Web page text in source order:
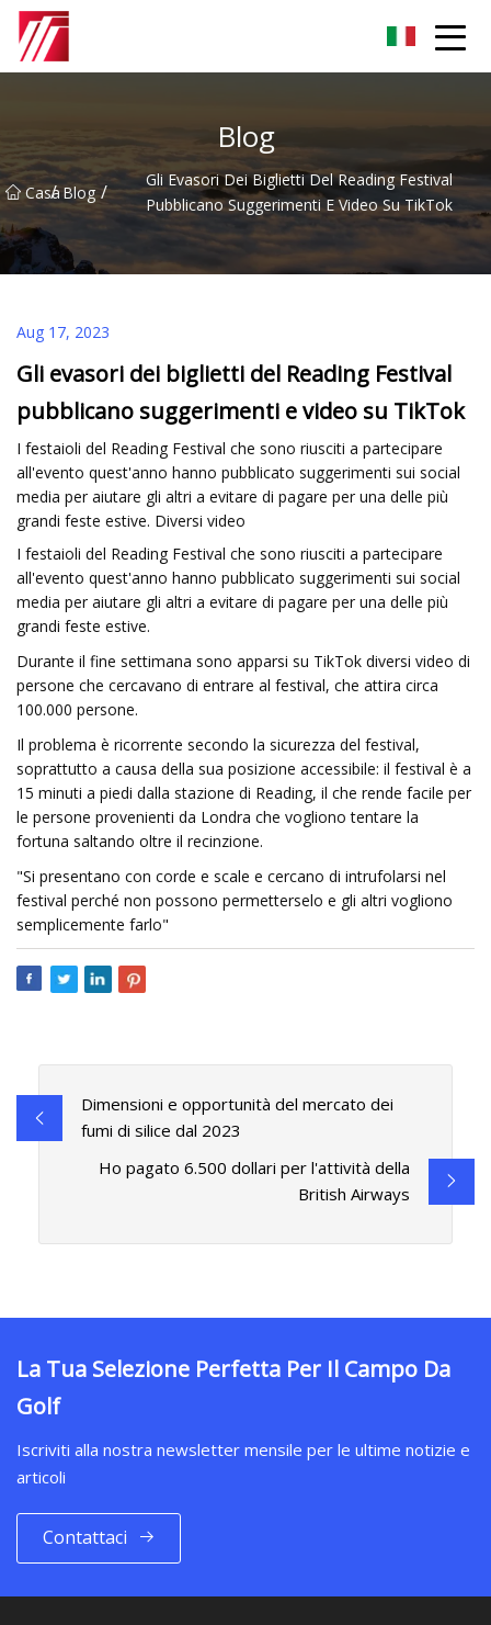
Blog
Casa
/ Blog /
Gli Evasori Dei Biglietti Del Reading Festival
Pubblicano Suggerimenti E Video Su TikTok
Aug 17, 2023
Gli evasori dei biglietti del Reading Festival
pubblicano suggerimenti e video su TikTok
I festaioli del Reading Festival che sono riusciti a partecipare
all'evento quest'anno hanno pubblicato suggerimenti sui social
media per aiutare gli altri a evitare di pagare per una delle più
grandi feste estive. Diversi video
I festaioli del Reading Festival che sono riusciti a partecipare
all'evento quest'anno hanno pubblicato suggerimenti sui social
media per aiutare gli altri a evitare di pagare per una delle più
grandi feste estive.
Durante il fine settimana sono apparsi su TikTok diversi video di
persone che cercavano di entrare al festival, che attira circa
100.000 persone.
Il problema è ricorrente secondo la sicurezza del festival,
soprattutto a causa della sua posizione accessibile: il festival è a
15 minuti a piedi dalla stazione di Reading, il che rende facile per
le persone provenienti da Londra che vogliono tentare la
fortuna saltando oltre il recinzione.
"Si presentano con corde e scale e cercano di intrufolarsi nel
festival perché non possono permetterselo e gli altri vogliono
semplicemente farlo"
Dimensioni e opportunità del mercato dei
fumi di silice dal 2023
Ho pagato 6.500 dollari per l'attività della
British Airways
La Tua Selezione Perfetta Per Il Campo Da
Golf
Iscriviti alla nostra newsletter mensile per le ultime notizie e
articoli
Contattaci